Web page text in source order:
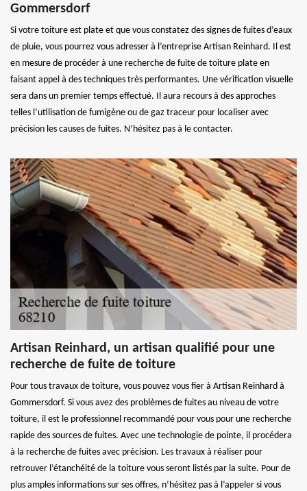
Gommersdorf
Si votre toiture est plate et que vous constatez des signes de fuites d’eaux
de pluie, vous pourrez vous adresser à l’entreprise Artisan Reinhard. Il est
en mesure de procéder à une recherche de fuite de toiture plate en
faisant appel à des techniques très performantes. Une vérification visuelle
sera dans un premier temps effectué. Il aura recours à des approches
telles l’utilisation de fumigène ou de gaz traceur pour localiser avec
précision les causes de fuites. N’hésitez pas à le contacter.
Artisan Reinhard, un artisan qualifié pour une
recherche de fuite de toiture
Pour tous travaux de toiture, vous pouvez vous fier à Artisan Reinhard à
Gommersdorf. Si vous avez des problèmes de fuites au niveau de votre
toiture, il est le professionnel recommandé pour vous pour une recherche
rapide des sources de fuites. Avec une technologie de pointe, il procédera
à la recherche de fuites avec précision. Les travaux à réaliser pour
retrouver l’étanchéité de la toiture vous seront listés par la suite. Pour de
plus amples informations sur ses offres, n’hésitez pas à l’appeler si vous